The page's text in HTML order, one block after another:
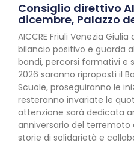
Consiglio direttivo
dicembre, Palazzo
AICCRE Friuli Venezia
bilancio positivo e guarda
bandi, percorsi formativi e
2026 saranno riproposti il
Scuole, proseguiranno le
resteranno invariate le
attenzione sarà dedicata
anniversario del terremoto
storie di solidarietà e